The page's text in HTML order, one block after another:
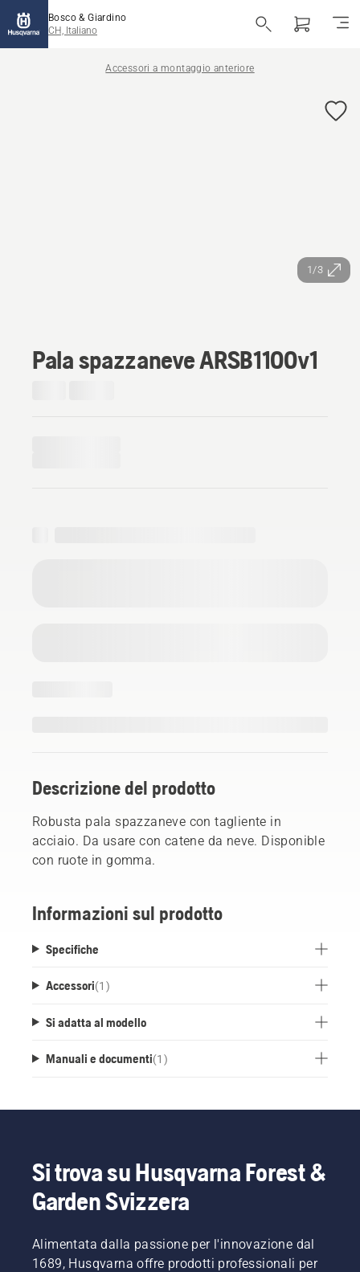
Bosco & Giardino
CH, Italiano
Accessori a montaggio anteriore
1/3
Pala spazzaneve ARSB1100v1
Descrizione del prodotto
Robusta pala spazzaneve con tagliente in
acciaio. Da usare con catene da neve. Disponible
con ruote in gomma.
Informazioni sul prodotto
Specifiche
Accessori(1 )
Si adatta al modello
Manuali e documenti(1 )
Si trova su Husqvarna Forest &
Garden Svizzera
Alimentata dalla passione per l'innovazione dal
1689, Husqvarna offre prodotti professionali per